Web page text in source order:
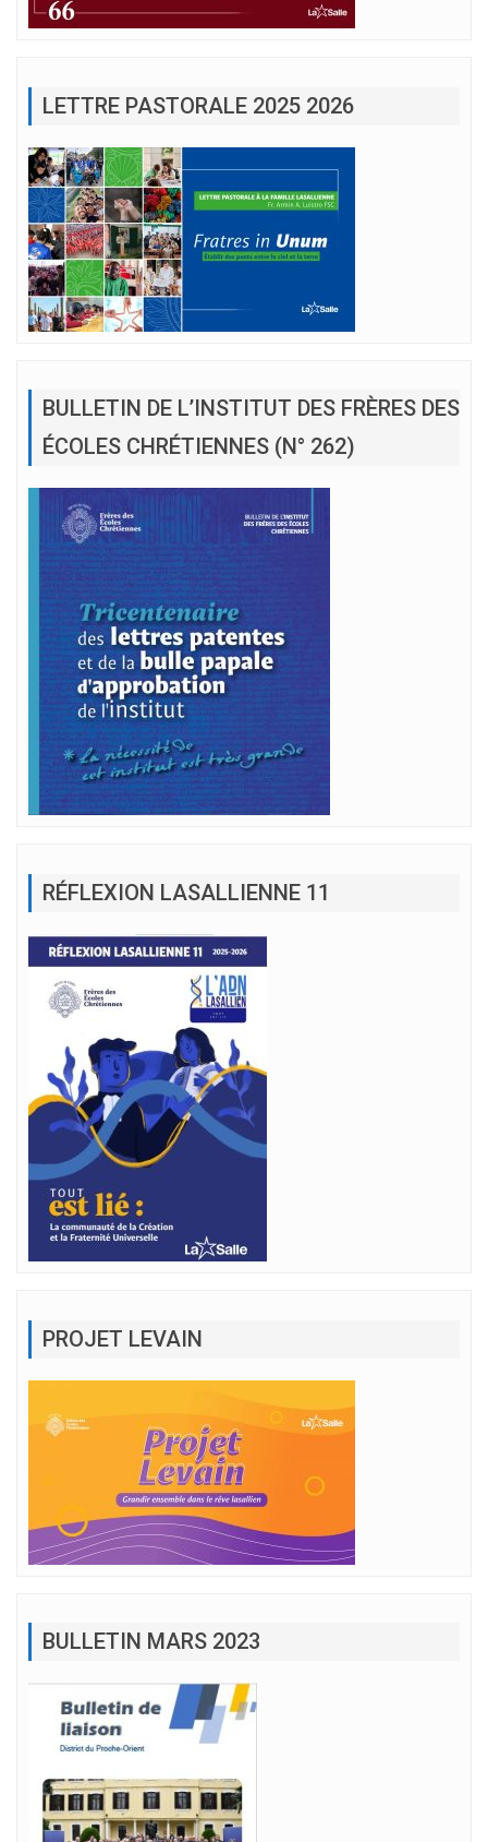
LETTRE PASTORALE 2025 2026
BULLETIN DE L’INSTITUT DES FRÈRES DES
ÉCOLES CHRÉTIENNES (N° 262)
RÉFLEXION LASALLIENNE 11
PROJET LEVAIN
BULLETIN MARS 2023